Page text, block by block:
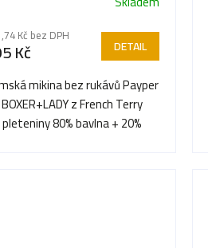
Kč bez DPH
Kč DETAIL
mikina bez rukávů Payper
BOXER+LADY z French Terry
pleteniny 80% bavlna + 20%